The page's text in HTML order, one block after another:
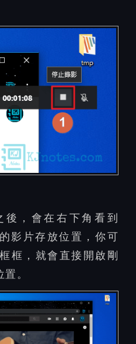
後，會在右下角看到
影片存放位置，你可
框，就會直接開啟剛
。